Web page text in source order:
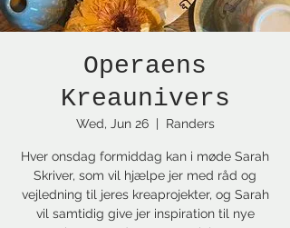
Operaens
Kreaunivers
Wed, Jun 26
  |
Randers
Hver onsdag formiddag kan i møde Sarah
Skriver, som vil hjælpe jer med råd og
vejledning til jeres kreaprojekter, og Sarah
vil samtidig give jer inspiration til nye